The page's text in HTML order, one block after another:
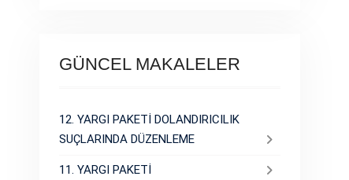
GÜNCEL MAKALELER
12. YARGI PAKETİ DOLANDIRICILIK
SUÇLARINDA DÜZENLEME
11. YARGI PAKETİ